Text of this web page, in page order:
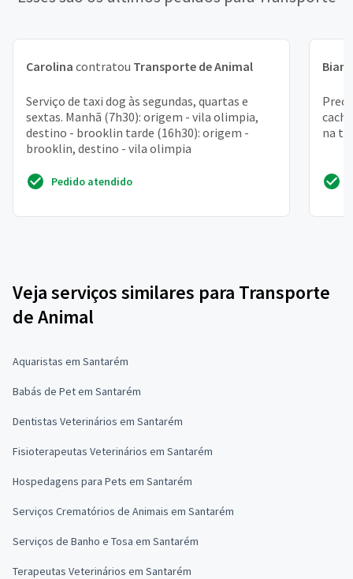
Carolina contratou Transporte de Animal
Serviço de taxi dog às segundas, quartas e
sextas. Manhã (7h30): origem - vila olimpia,
destino - brooklin tarde (16h30): origem -
brooklin, destino - vila olimpia
Pedido atendido
na
Veja serviços similares para Transporte
de Animal
Aquaristas em Santarém
Babás de Pet em Santarém
Dentistas Veterinários em Santarém
Fisioterapeutas Veterinários em Santarém
Hospedagens para Pets em Santarém
Serviços Crematórios de Animais em Santarém
Serviços de Banho e Tosa em Santarém
Terapeutas Veterinários em Santarém